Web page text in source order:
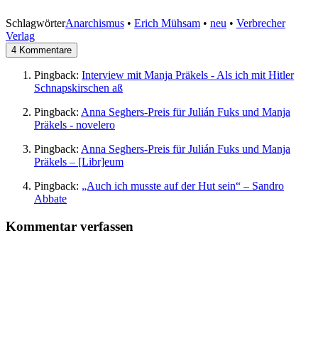
SchlagwörterAnarchismus • Erich Mühsam • neu • Verbrecher
Verlag
4 Kommentare
Pingback: Interview mit Manja Präkels - Als ich mit Hitler
Schnapskirschen aß
Pingback: Anna Seghers-Preis für Julián Fuks und Manja
Präkels - novelero
Pingback: Anna Seghers-Preis für Julián Fuks und Manja
Präkels – [Libr]eum
Pingback: „Auch ich musste auf der Hut sein“ – Sandro
Abbate
Kommentar verfassen